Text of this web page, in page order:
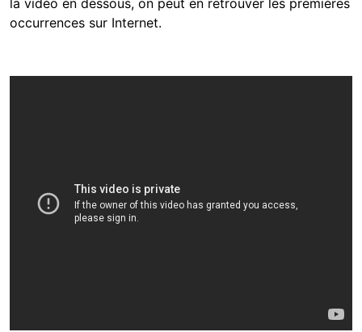
la vidéo en dessous, on peut en retrouver les premières
occurrences sur Internet.